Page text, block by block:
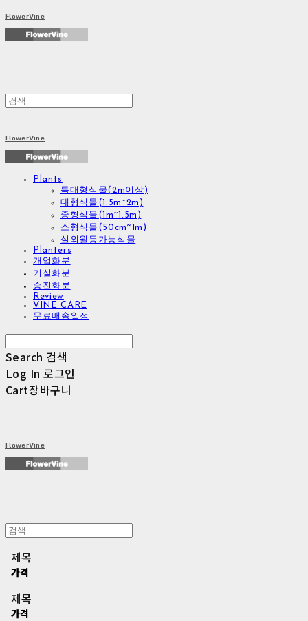
FlowerVine
FlowerVine
Plants
특대형식물(2m이상)
대형식물(1.5m~2m)
중형식물(1m~1.5m)
소형식물(50cm~1m)
실외월동가능식물
Planters
개업화분
거실화분
승진화분
Review
VINE CARE
무료배송일정
Search 검색
Log In 로그인
Cart장바구니
FlowerVine
제목
가격
제목
가격